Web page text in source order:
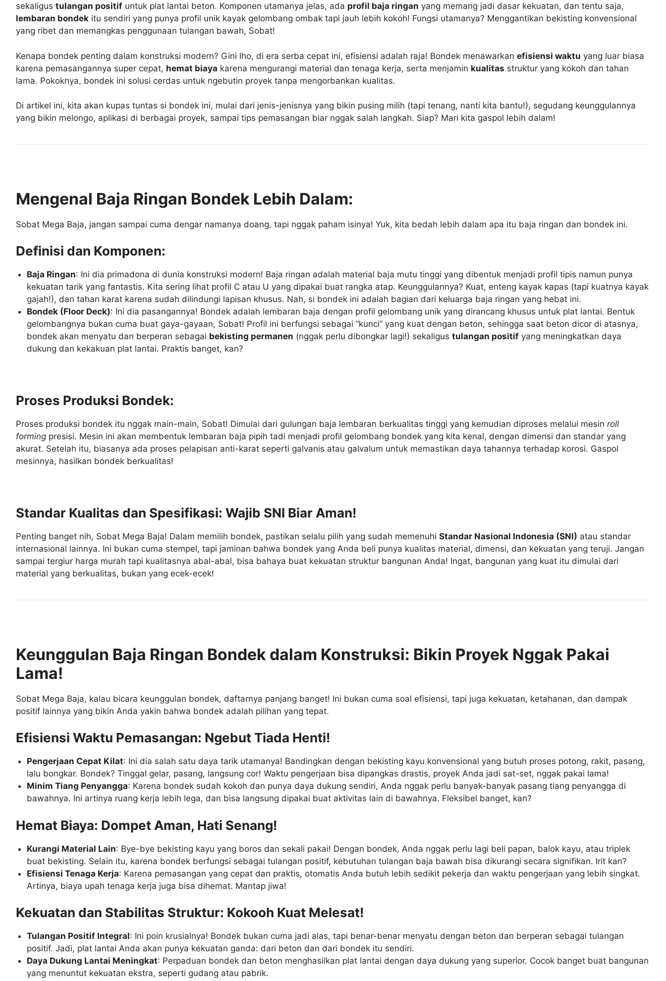
sekaligus tulangan positif untuk plat lantai beton. Komponen utamanya jelas, ada profil baja ringan yang memang jadi dasar kekuatan, dan tentu saja,
lembaran bondek itu sendiri yang punya profil unik kayak gelombang ombak tapi jauh lebih kokoh! Fungsi utamanya? Menggantikan bekisting konvensional
yang ribet dan memangkas penggunaan tulangan bawah, Sobat!
Kenapa bondek penting dalam konstruksi modern? Gini lho, di era serba cepat ini, efisiensi adalah raja! Bondek menawarkan efisiensi waktu yang luar biasa
karena pemasangannya super cepat, hemat biaya karena mengurangi material dan tenaga kerja, serta menjamin kualitas struktur yang kokoh dan tahan
lama. Pokoknya, bondek ini solusi cerdas untuk ngebutin proyek tanpa mengorbankan kualitas.
Di artikel ini, kita akan kupas tuntas si bondek ini, mulai dari jenis-jenisnya yang bikin pusing milih (tapi tenang, nanti kita bantu!), segudang keunggulannya
yang bikin melongo, aplikasi di berbagai proyek, sampai tips pemasangan biar nggak salah langkah. Siap? Mari kita gaspol lebih dalam!
Mengenal Baja Ringan Bondek Lebih Dalam:
Sobat Mega Baja, jangan sampai cuma dengar namanya doang, tapi nggak paham isinya! Yuk, kita bedah lebih dalam apa itu baja ringan dan bondek ini.
Definisi dan Komponen:
Baja Ringan: Ini dia primadona di dunia konstruksi modern! Baja ringan adalah material baja mutu tinggi yang dibentuk menjadi profil tipis namun punya
kekuatan tarik yang fantastis. Kita sering lihat profil C atau U yang dipakai buat rangka atap. Keunggulannya? Kuat, enteng kayak kapas (tapi kuatnya kayak
gajah!), dan tahan karat karena sudah dilindungi lapisan khusus. Nah, si bondek ini adalah bagian dari keluarga baja ringan yang hebat ini.
Bondek (Floor Deck): Ini dia pasangannya! Bondek adalah lembaran baja dengan profil gelombang unik yang dirancang khusus untuk plat lantai. Bentuk
gelombangnya bukan cuma buat gaya-gayaan, Sobat! Profil ini berfungsi sebagai “kunci” yang kuat dengan beton, sehingga saat beton dicor di atasnya,
bondek akan menyatu dan berperan sebagai bekisting permanen (nggak perlu dibongkar lagi!) sekaligustulangan positif yang meningkatkan daya
dukung dan kekakuan plat lantai. Praktis banget, kan?
Proses Produksi Bondek:
Proses produksi bondek itu nggak main-main, Sobat! Dimulai dari gulungan baja lembaran berkualitas tinggi yang kemudian diproses melalui mesin roll
forming presisi. Mesin ini akan membentuk lembaran baja pipih tadi menjadi profil gelombang bondek yang kita kenal, dengan dimensi dan standar yang
akurat. Setelah itu, biasanya ada proses pelapisan anti-karat seperti galvanis atau galvalum untuk memastikan daya tahannya terhadap korosi. Gaspol
mesinnya, hasilkan bondek berkualitas!
Standar Kualitas dan Spesifikasi: Wajib SNI Biar Aman!
Penting banget nih, Sobat Mega Baja! Dalam memilih bondek, pastikan selalu pilih yang sudah memenuhi Standar Nasional Indonesia (SNI) atau standar
internasional lainnya. Ini bukan cuma stempel, tapi jaminan bahwa bondek yang Anda beli punya kualitas material, dimensi, dan kekuatan yang teruji. Jangan
sampai tergiur harga murah tapi kualitasnya abal-abal, bisa bahaya buat kekuatan struktur bangunan Anda! Ingat, bangunan yang kuat itu dimulai dari
material yang berkualitas, bukan yang ecek-ecek!
Keunggulan Baja Ringan Bondek dalam Konstruksi: Bikin Proyek Nggak Pakai
Lama!
Sobat Mega Baja, kalau bicara keunggulan bondek, daftarnya panjang banget! Ini bukan cuma soal efisiensi, tapi juga kekuatan, ketahanan, dan dampak
positif lainnya yang bikin Anda yakin bahwa bondek adalah pilihan yang tepat.
Efisiensi Waktu Pemasangan: Ngebut Tiada Henti!
Pengerjaan Cepat Kilat: Ini dia salah satu daya tarik utamanya! Bandingkan dengan bekisting kayu konvensional yang butuh proses potong, rakit, pasang,
lalu bongkar. Bondek? Tinggal gelar, pasang, langsung cor! Waktu pengerjaan bisa dipangkas drastis, proyek Anda jadi sat-set, nggak pakai lama!
Minim Tiang Penyangga: Karena bondek sudah kokoh dan punya daya dukung sendiri, Anda nggak perlu banyak-banyak pasang tiang penyangga di
bawahnya. Ini artinya ruang kerja lebih lega, dan bisa langsung dipakai buat aktivitas lain di bawahnya. Fleksibel banget, kan?
Hemat Biaya: Dompet Aman, Hati Senang!
Kurangi Material Lain: Bye-bye bekisting kayu yang boros dan sekali pakai! Dengan bondek, Anda nggak perlu lagi beli papan, balok kayu, atau triplek
buat bekisting. Selain itu, karena bondek berfungsi sebagai tulangan positif, kebutuhan tulangan baja bawah bisa dikurangi secara signifikan. Irit kan?
Efisiensi Tenaga Kerja: Karena pemasangan yang cepat dan praktis, otomatis Anda butuh lebih sedikit pekerja dan waktu pengerjaan yang lebih singkat.
Artinya, biaya upah tenaga kerja juga bisa dihemat. Mantap jiwa!
Kekuatan dan Stabilitas Struktur: Kokooh Kuat Melesat!
Tulangan Positif Integral: Ini poin krusialnya! Bondek bukan cuma jadi alas, tapi benar-benar menyatu dengan beton dan berperan sebagai tulangan
positif. Jadi, plat lantai Anda akan punya kekuatan ganda: dari beton dan dari bondek itu sendiri.
Daya Dukung Lantai Meningkat: Perpaduan bondek dan beton menghasilkan plat lantai dengan daya dukung yang superior. Cocok banget buat bangunan
yang menuntut kekuatan ekstra, seperti gudang atau pabrik.